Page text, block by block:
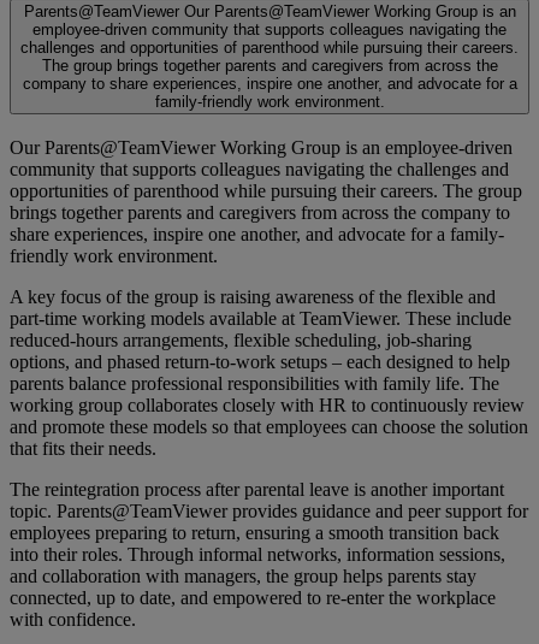
Parents@TeamViewer Our Parents@TeamViewer Working Group is an
employee-driven community that supports colleagues navigating the
challenges and opportunities of parenthood while pursuing their careers.
The group brings together parents and caregivers from across the
company to share experiences, inspire one another, and advocate for a
family-friendly work environment.
Our Parents@TeamViewer Working Group is an employee-driven
community that supports colleagues navigating the challenges and
opportunities of parenthood while pursuing their careers. The group
brings together parents and caregivers from across the company to
share experiences, inspire one another, and advocate for a family-
friendly work environment.
A key focus of the group is raising awareness of the flexible and
part-time working models available at TeamViewer. These include
reduced-hours arrangements, flexible scheduling, job-sharing
options, and phased return-to-work setups – each designed to help
parents balance professional responsibilities with family life. The
working group collaborates closely with HR to continuously review
and promote these models so that employees can choose the solution
that fits their needs.
The reintegration process after parental leave is another important
topic. Parents@TeamViewer provides guidance and peer support for
employees preparing to return, ensuring a smooth transition back
into their roles. Through informal networks, information sessions,
and collaboration with managers, the group helps parents stay
connected, up to date, and empowered to re-enter the workplace
with confidence.